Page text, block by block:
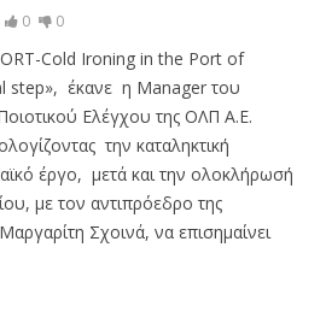
0 0
Cold Ironing in the Port of
step», έκανε η Manager του
Ελέγχου της ΟΛΠ Α.Ε.
την καταληκτική
έργο, μετά και την ολοκλήρωσή
με τον αντιπρόεδρο της
Σχοινά, να επισημαίνει